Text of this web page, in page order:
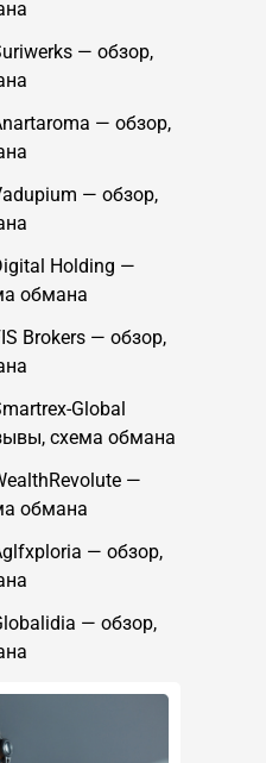
— обзор,
— обзор,
— обзор,
Holding —
обмана
Brokers — обзор,
Global
схема обмана
—
обмана
— обзор,
— обзор,